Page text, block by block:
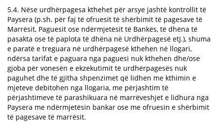
5.4. Nëse urdhërpagesa kthehet për arsye jashtë kontrollit të
Paysera (p.sh. për faj të ofruesit të shërbimit të pagesave të
Marrësit, Paguesit ose ndërmjetësit të Bankës, të dhëna të
pasakta ose të paplota të dhëna në Urdhërpagesë etj.), shuma
e paratë e treguara në urdhërpagesë kthehen në llogari,
ndërsa tarifat e paguara nga paguesi nuk kthehen dhe/ose
gjoba për vonesën e ekzekutimit të urdhërpagesës nuk
paguhet dhe të gjitha shpenzimet që lidhen me kthimin e
mjeteve debitohen nga llogaria, me përjashtim të
përjashtimeve të parashikuara në marrëveshjet e lidhura nga
Paysera me ndërmjetësin bankar ose me ofruesin e shërbimit
të pagesave të marrësit.